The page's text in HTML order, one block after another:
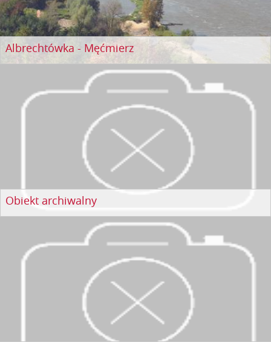
Albrechtówka - Męćmierz
Obiekt archiwalny